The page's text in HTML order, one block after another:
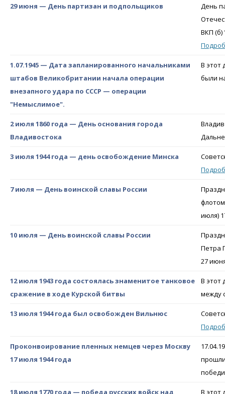
29 июня — День партизан и подпольщиков
День
ВКП
1.07.1945 — Дата запланированного начальниками
штабов Великобритании начала операции
внезапного удара по СССР — операции
"Немыслимое".
В этот
были
2 июля 1860 года — День основания города
Владивостока
3 июля 1944 года — день освобождение Минска
7 июля — День воинской славы России
июля)
10 июля — День воинской славы России
Петра
27
12 июля 1943 года состоялась знаменитое танковое
сражение в ходе Курской битвы
В этот
между
13 июля 1944 года был освобожден Вильнюс
Проконвоирование пленных немцев через Москву
17 июля 1944 года
18 июля 1770 года — победа русских войск над
В этот